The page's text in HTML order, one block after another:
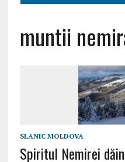
muntii
SLANIC MOLDOVA
Spiritul Nemirei